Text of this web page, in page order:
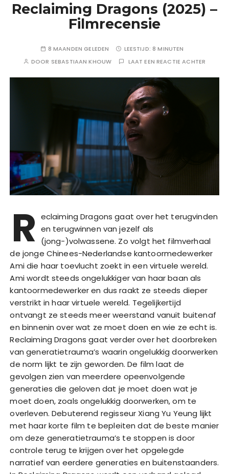
Reclaiming Dragons (2025) –
Filmrecensie
8 MAANDEN GELEDEN LEESTIJD:8 MINUTEN
DOOR SEBASTIAAN KHOUW LAAT EEN REACTIE ACHTER
R eclaiming Dragons gaat over het terugvinden
en terugwinnen van jezelf als
(jong-)volwassene. Zo volgt het filmverhaal
de jonge Chinees-Nederlandse kantoormedewerker
Ami die haar toevlucht zoekt in een virtuele wereld.
Ami wordt steeds ongelukkiger van haar baan als
kantoormedewerker en dus raakt ze steeds dieper
verstrikt in haar virtuele wereld. Tegelijkertijd
ontvangt ze steeds meer weerstand vanuit buitenaf
en binnenin over wat ze moet doen en wie ze echt is.
Reclaiming Dragons gaat verder over het doorbreken
van generatietrauma’s waarin ongelukkig doorwerken
de norm lijkt te zijn geworden. De film laat de
gevolgen zien van meerdere opeenvolgende
generaties die geloven dat je moet doen wat je
moet doen, zoals ongelukkig doorwerken, om te
overleven. Debuterend regisseur Xiang Yu Yeung lijkt
met haar korte film te bepleiten dat de beste manier
om deze generatietrauma’s te stoppen is door
controle terug te krijgen over het opgelegde
narratief van eerdere generaties en buitenstaanders.